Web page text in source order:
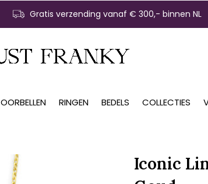
OORBELLEN RINGEN BEDELS COLLECTIES
Gratis verzending vanaf € 300,- binnen NL
Iconic